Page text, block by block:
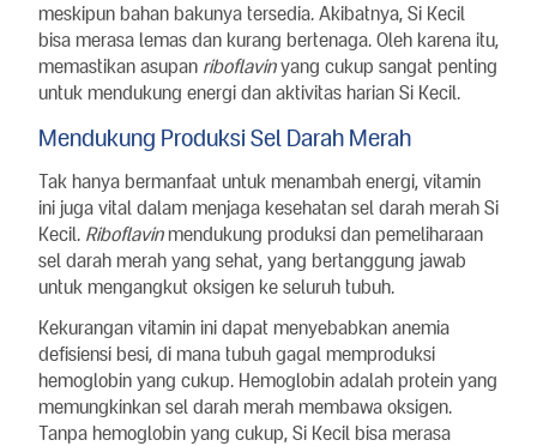
meskipun bahan bakunya tersedia. Akibatnya, Si Kecil
bisa merasa lemas dan kurang bertenaga. Oleh karena itu,
memastikan asupan riboflavinyang cukup sangat penting
untuk mendukung energi dan aktivitas harian Si Kecil.
Mendukung Produksi Sel Darah Merah
Tak hanya bermanfaat untuk menambah energi, vitamin
ini juga vital dalam menjaga kesehatan sel darah merah Si
Kecil. Riboflavinmendukung produksi dan pemeliharaan
sel darah merah yang sehat, yang bertanggung jawab
untuk mengangkut oksigen ke seluruh tubuh.
Kekurangan vitamin ini dapat menyebabkan anemia
defisiensi besi, di mana tubuh gagal memproduksi
hemoglobin yang cukup. Hemoglobin adalah protein yang
memungkinkan sel darah merah membawa oksigen.
Tanpa hemoglobin yang cukup, Si Kecil bisa merasa